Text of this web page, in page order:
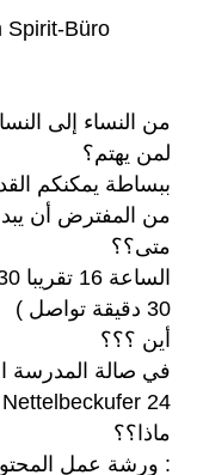
Spirit-Büro
من النساء إلى
لمن يهتم؟
ببساطة يمكنكم
من المفترض أن يبدأ
متى؟؟
30 دقيقة تواصل )
أين ؟؟؟
في صالة المدرسة
Nettelbeckufer 24
ماذا؟؟
ورشة عمل المحتوى :